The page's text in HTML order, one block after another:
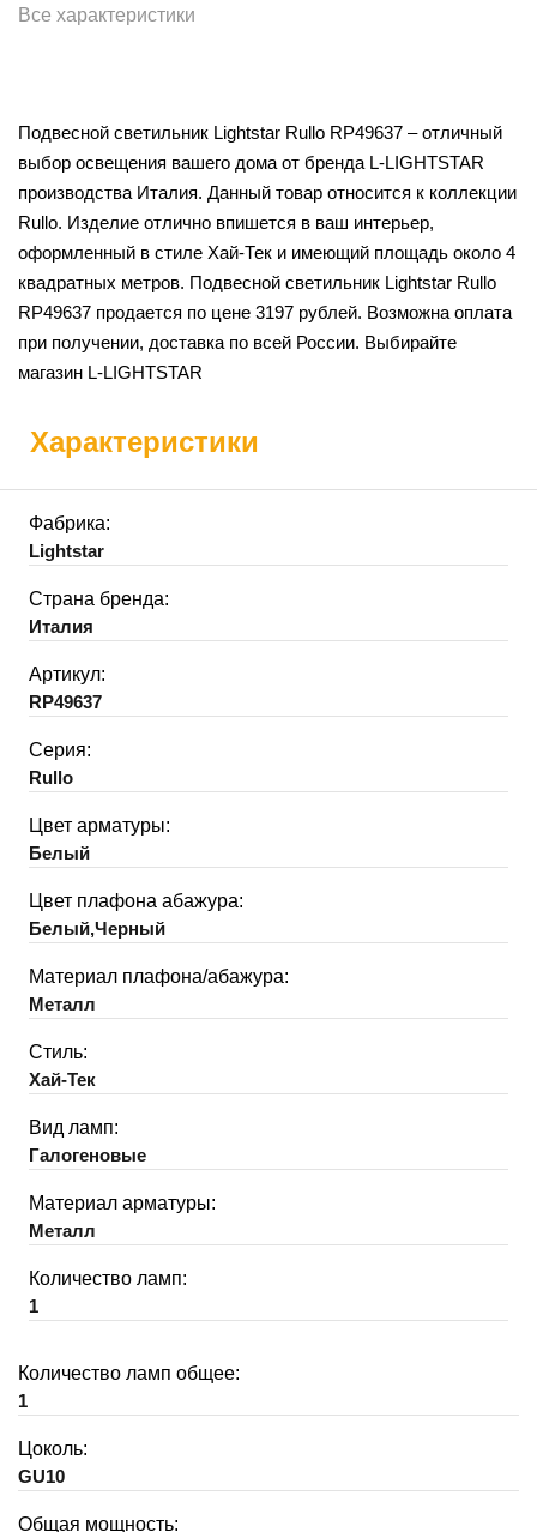
Все характеристики
Подвесной светильник Lightstar Rullo RP49637 – отличный
выбор освещения вашего дома от бренда L-LIGHTSTAR
производства Италия. Данный товар относится к коллекции
Rullo. Изделие отлично впишется в ваш интерьер,
оформленный в стиле Хай-Тек и имеющий площадь около 4
квадратных метров. Подвесной светильник Lightstar Rullo
RP49637 продается по цене 3197 рублей. Возможна оплата
при получении, доставка по всей России. Выбирайте
магазин L-LIGHTSTAR
Характеристики
Фабрика:
Lightstar
Страна бренда:
Италия
Артикул:
RP49637
Серия:
Rullo
Цвет арматуры:
Белый
Цвет плафона абажура:
Белый,Черный
Материал плафона/абажура:
Металл
Стиль:
Хай-Тек
Вид ламп:
Галогеновые
Материал арматуры:
Металл
Количество ламп:
1
Количество ламп общее:
1
Цоколь:
GU10
Общая мощность: